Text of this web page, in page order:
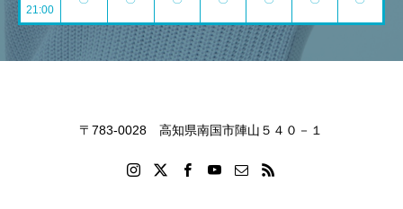
21:00
〒783-0028 高知県南国市陣山５４０－１